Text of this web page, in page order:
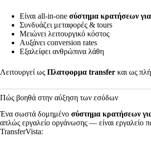
Είναι all-in-one σύστημα κρατήσεων
Συνδυάζει μεταφορές & tours
Μειώνει λειτουργικό κόστος
Αυξάνει conversion rates
Εξαλείφει ανθρώπινα λάθη
Λειτουργεί ως Πλατφορμα transfer και ως
Πώς βοηθά στην αύξηση των εσόδων
Ένα σωστά δομημένο σύστημα κρατήσεων
απλώς εργαλείο οργάνωσης — είναι
TransferVista: